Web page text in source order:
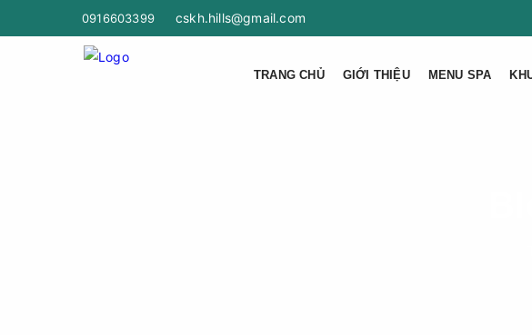
0916603399 cskh.hills@gmail.com
TRANG CHỦ GIỚI THIỆU MENU SPA